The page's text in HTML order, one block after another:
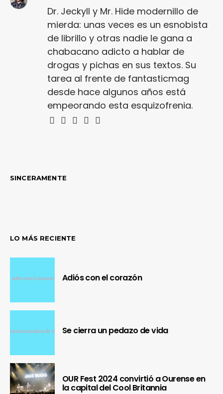
Dr. Jeckyll y Mr. Hide modernillo de
mierda: unas veces es un esnobista
de librillo y otras nadie le gana a
chabacano adicto a hablar de
drogas y pichas en sus textos. Su
tarea al frente de fantasticmag
desde hace algunos años está
empeorando esta esquizofrenia.
SINCERAMENTE
LO MÁS RECIENTE
Adiós con el corazón
Se cierra un pedazo de vida
OUR Fest 2024 convirtió a Ourense en
la capital del Cool Britannia